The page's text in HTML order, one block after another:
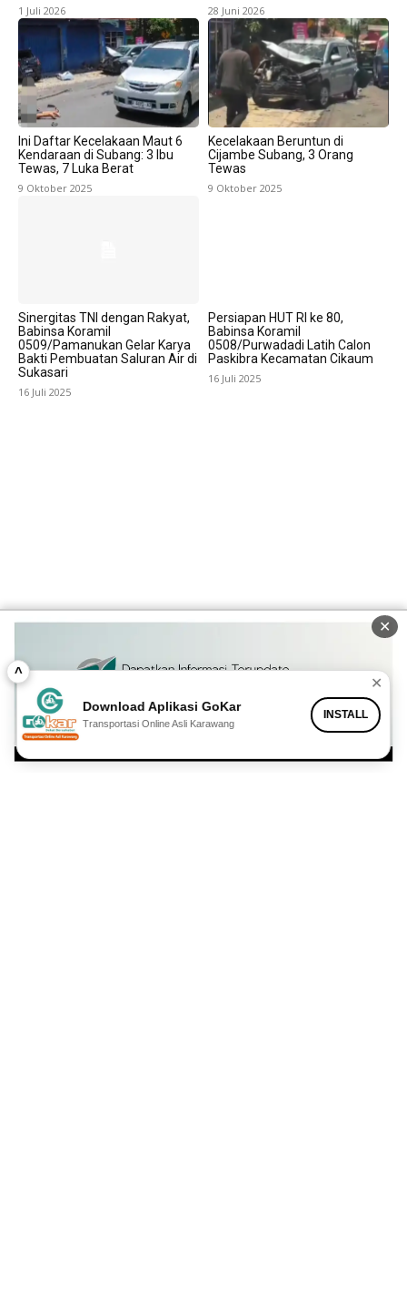
1 Juli 2026 28 Juni 2026
Ini Daftar Kecelakaan Maut 6
Kendaraan di Subang: 3 Ibu
Tewas, 7 Luka Berat
9 Oktober 2025
Kecelakaan Beruntun di
Cijambe Subang, 3 Orang
Tewas
9 Oktober 2025
Sinergitas TNI dengan Rakyat,
Babinsa Koramil
0509/Pamanukan Gelar Karya
Bakti Pembuatan Saluran Air di
Sukasari
16 Juli 2025
Persiapan HUT RI ke 80,
Babinsa Koramil
0508/Purwadadi Latih Calon
Paskibra Kecamatan Cikaum
16 Juli 2025
✕
^
✕
Download Aplikasi GoKar
Transportasi Online Asli Karawang
INSTALL